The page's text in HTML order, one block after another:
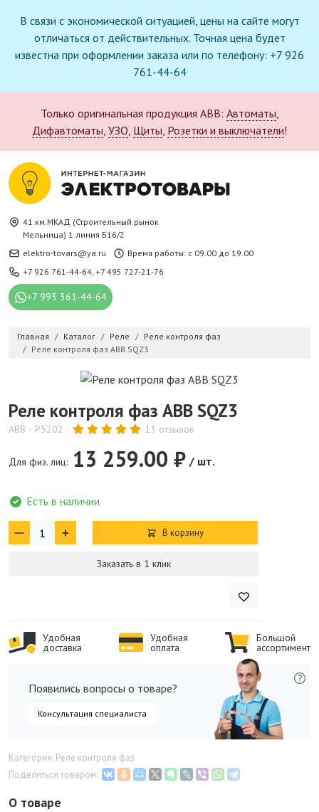
В связи с экономической ситуацией, цены на сайте могут
отличаться от действительных. Точная цена будет
известна при оформлении заказа или по телефону: +7 926
761-44-64
Только оригинальная продукция ABB: Автоматы,
Дифавтоматы, УЗО, Щиты, Розетки и выключатели!
41 км.МКАД (Строительный рынок
Мельница) 1 линия Б16/2
elektro-tovars@ya.ru
Время работы: с 09.00 до 19.00
+7 926 761-44-64, +7 495 727-21-76
+7 993 361-44-64
Главная Каталог Реле
Реле контроля фаз
Реле контроля фаз ABB SQZ3
Реле контроля фаз ABB SQZ3
ABB P5202 13 отзывов
Для физ. лиц: 13 259.00 ₽ / шт.
Есть в наличии
В корзину
Заказать в 1 клик
Удобная
доставка
Удобная
оплата
Большой
ассортимент
Появились вопросы о товаре?
Консультация специалиста
Категория: Реле контроля фаз
Поделиться товаром:
О товаре